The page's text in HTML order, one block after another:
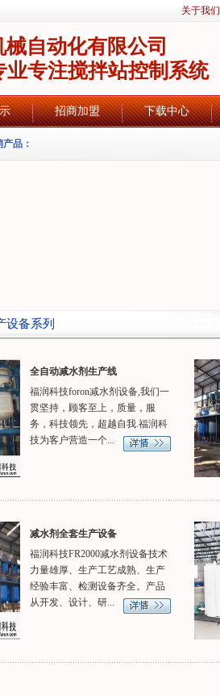
关于我们
自动化有限公司
业专注搅拌站控制系统
招商加盟 下载中心
产品：
设备系列
全自动减水剂生产线
福润科技foron减水剂设备,我们一
贯坚持，顾客至上，质量，服
务，科技领先，超越自我.福润科
技为客户营造一个...
减水剂全套生产设备
福润科技FR2000减水剂设备技术
力量雄厚、生产工艺成熟、生产
经验丰富、检测设备齐全。产品
从开发、设计、研...